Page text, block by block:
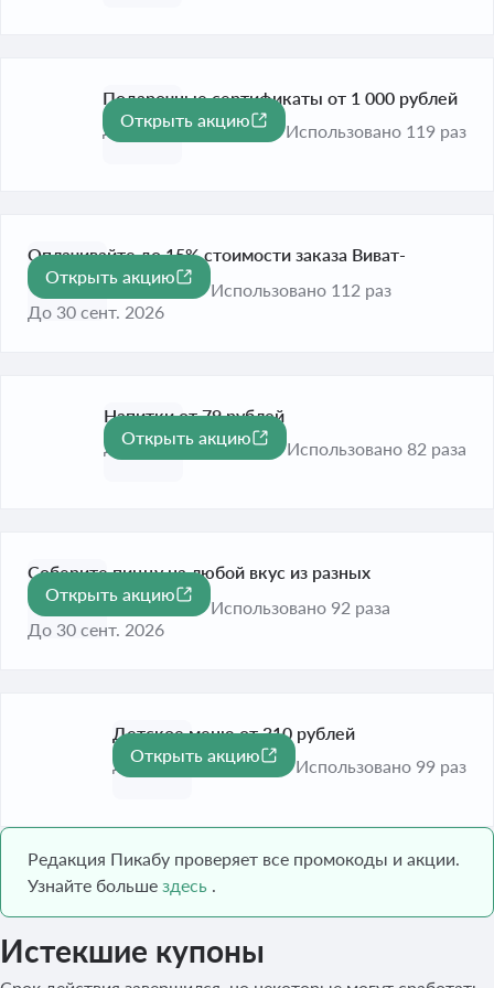
Подарочные сертификаты от 1 000 рублей
До 30 сент. 2026
Открыть акцию
Использовано 119 раз
Оплачивайте до 15% стоимости заказа Виват-
баллами
До 30 сент. 2026
Открыть акцию
Использовано 112 раз
Напитки от 79 рублей
До 30 сент. 2026
Открыть акцию
Использовано 82 раза
Соберите пиццу на любой вкус из разных
ингредиентов
До 30 сент. 2026
Открыть акцию
Использовано 92 раза
Детское меню от 310 рублей
До 30 сент. 2026
Открыть акцию
Использовано 99 раз
Редакция Пикабу проверяет все промокоды и акции.
Узнайте больше здесь .
Истекшие купоны